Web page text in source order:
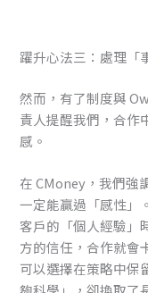
躍升心法三：處理「
然而，有了制度與
責人提醒我們，合作
感。
在 CMoney，我們強
一定能贏過「感性」
客戶的「個人經驗」
方的信任，合作就會
可以選擇在策略中保